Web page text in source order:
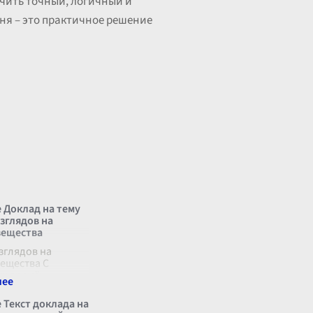
– это практичное решение
на тему
на
на
С
времён
стремилось
доклада на